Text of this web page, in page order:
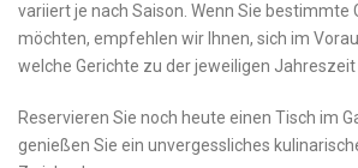
variiert je nach Saison. Wenn Sie bestimmte
möchten, empfehlen wir ​Ihnen, sich im
welche Gerichte zu der‌ jeweiligen⁢
Reservieren Sie noch heute einen Tisch im
genießen Sie ‌ein​ unvergessliches